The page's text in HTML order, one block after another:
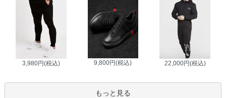
3,980円(税込) 9,800円(税込) 22,000円(税込)
もっと見る